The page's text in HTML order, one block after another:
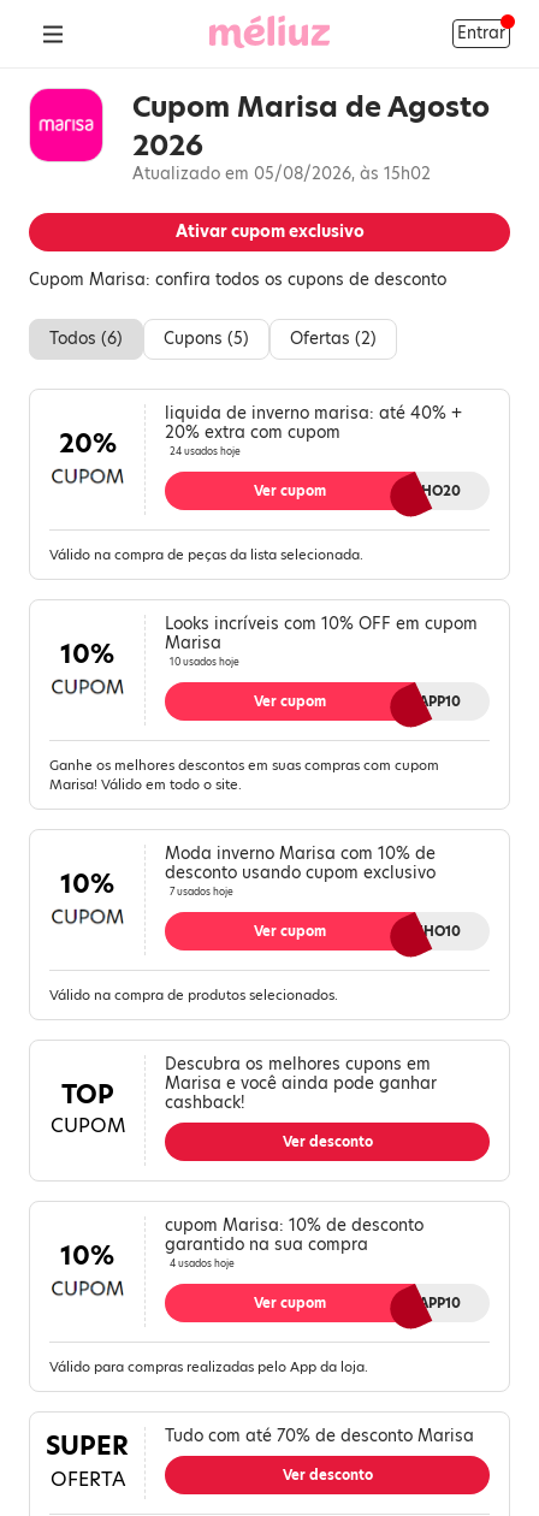
Entrar
Cupom Marisa de Agosto
2026
Atualizado em 05/08/2026, às 15h02
Ativar cupom exclusivo
Cupom Marisa: confira todos os cupons de desconto
Todos (6) Cupons (5) Ofertas (2)
20%
liquida de inverno marisa: até 40% +
20% extra com cupom
24 usados hoje
QUENTINHO20
Ver cupom
Válido na compra de peças da lista selecionada.
10%
Looks incríveis com 10% OFF em cupom
Marisa
10 usados hoje
APP10
Ver cupom
Ganhe os melhores descontos em suas compras com cupom
Marisa! Válido em todo o site.
10%
Moda inverno Marisa com 10% de
desconto usando cupom exclusivo
7 usados hoje
QUENTINHO10
Ver cupom
Válido na compra de produtos selecionados.
TOP
CUPOM
Descubra os melhores cupons em
Marisa e você ainda pode ganhar
cashback!
Ver desconto
10%
cupom Marisa: 10% de desconto
garantido na sua compra
4 usados hoje
BFAPP10
Ver cupom
Válido para compras realizadas pelo App da loja.
SUPER
OFERTA
Tudo com até 70% de desconto Marisa
Ver desconto